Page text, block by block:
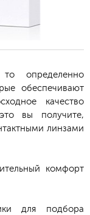
определенно
обеспечивают
качество
вы получите,
линзами
комфорт
для подбора